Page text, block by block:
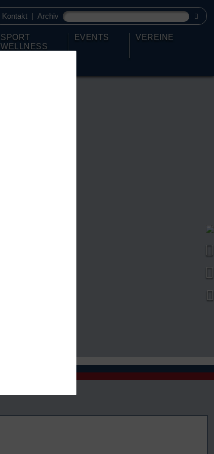
Kontakt | Archiv
SPORT
WELLNESS
EVENTS VEREINE